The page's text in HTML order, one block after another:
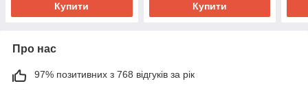
Купити Купити
Про нас
97% позитивних з 768 відгуків за рік